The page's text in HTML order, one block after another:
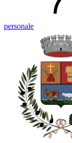
personale